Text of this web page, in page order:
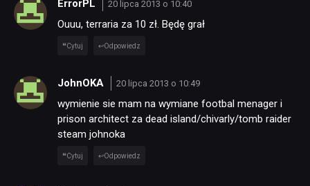
ErrorPL 20 lipca 2013 o 10:40
Ouuu, terraria za 10 zł. Będę grał
Cytuj Odpowiedz
JohnOKA 20 lipca 2013 o 10:49
wymienie sie mam na wymiane footbal menager i
prison architect za dead island/chivarly/tomb raider
steam johnoka
Cytuj Odpowiedz